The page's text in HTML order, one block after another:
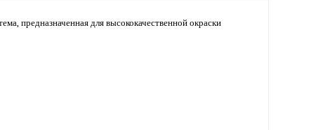
предназначенная для высококачественной окраски